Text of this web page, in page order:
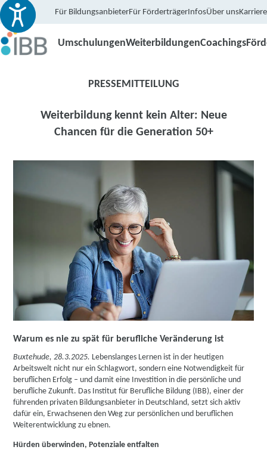
Für BildungsanbieterFür FörderträgerInfosÜber unsKarriere
UmschulungenWeiterbildungenCoachings
PRESSEMITTEILUNG
Weiterbildung kennt kein Alter: Neue
Chancen für die Generation 50+
Warum es nie zu spät für berufliche Veränderung ist
Buxtehude, 28.3.2025. Lebenslanges Lernen ist in der heutigen
Arbeitswelt nicht nur ein Schlagwort, sondern eine Notwendigkeit für
beruflichen Erfolg – und damit eine Investition in die persönliche und
berufliche Zukunft. Das Institut für Berufliche Bildung (IBB), einer der
führenden privaten Bildungsanbieter in Deutschland, setzt sich aktiv
dafür ein, Erwachsenen den Weg zur persönlichen und beruflichen
Weiterentwicklung zu ebnen.
Hürden überwinden, Potenziale entfalten